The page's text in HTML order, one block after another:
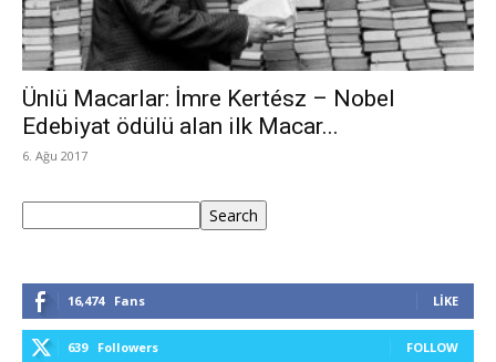
Ünlü Macarlar: İmre Kertész – Nobel
Edebiyat ödülü alan ilk Macar...
6. Ağu 2017
Search
16,474 Fans LIKE
639 Followers FOLLOW